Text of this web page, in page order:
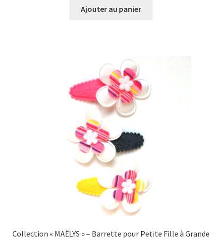
Ajouter au panier
Collection « MAËLYS » – Barrette pour Petite Fille à Grande